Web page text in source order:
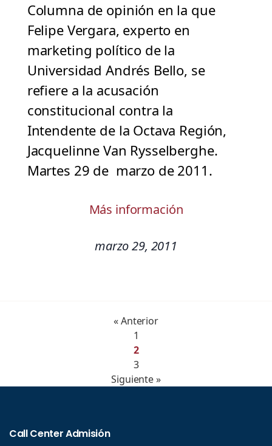
Columna de opinión en la que
Felipe Vergara, experto en
marketing político de la
Universidad Andrés Bello, se
refiere a la acusación
constitucional contra la
Intendente de la Octava Región,
Jacquelinne Van Rysselberghe.
Martes 29 de marzo de 2011.
Más información
marzo 29, 2011
« Anterior
1
2
3
Siguiente »